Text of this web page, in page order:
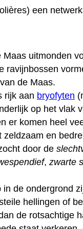
een
uitmonden
ravijnbossen
de Maas.
rijk aan bryofyten
op het vlak
er komen heel
en
door de
, zwarte
de ondergrond
hellingen of
de rotsachtige